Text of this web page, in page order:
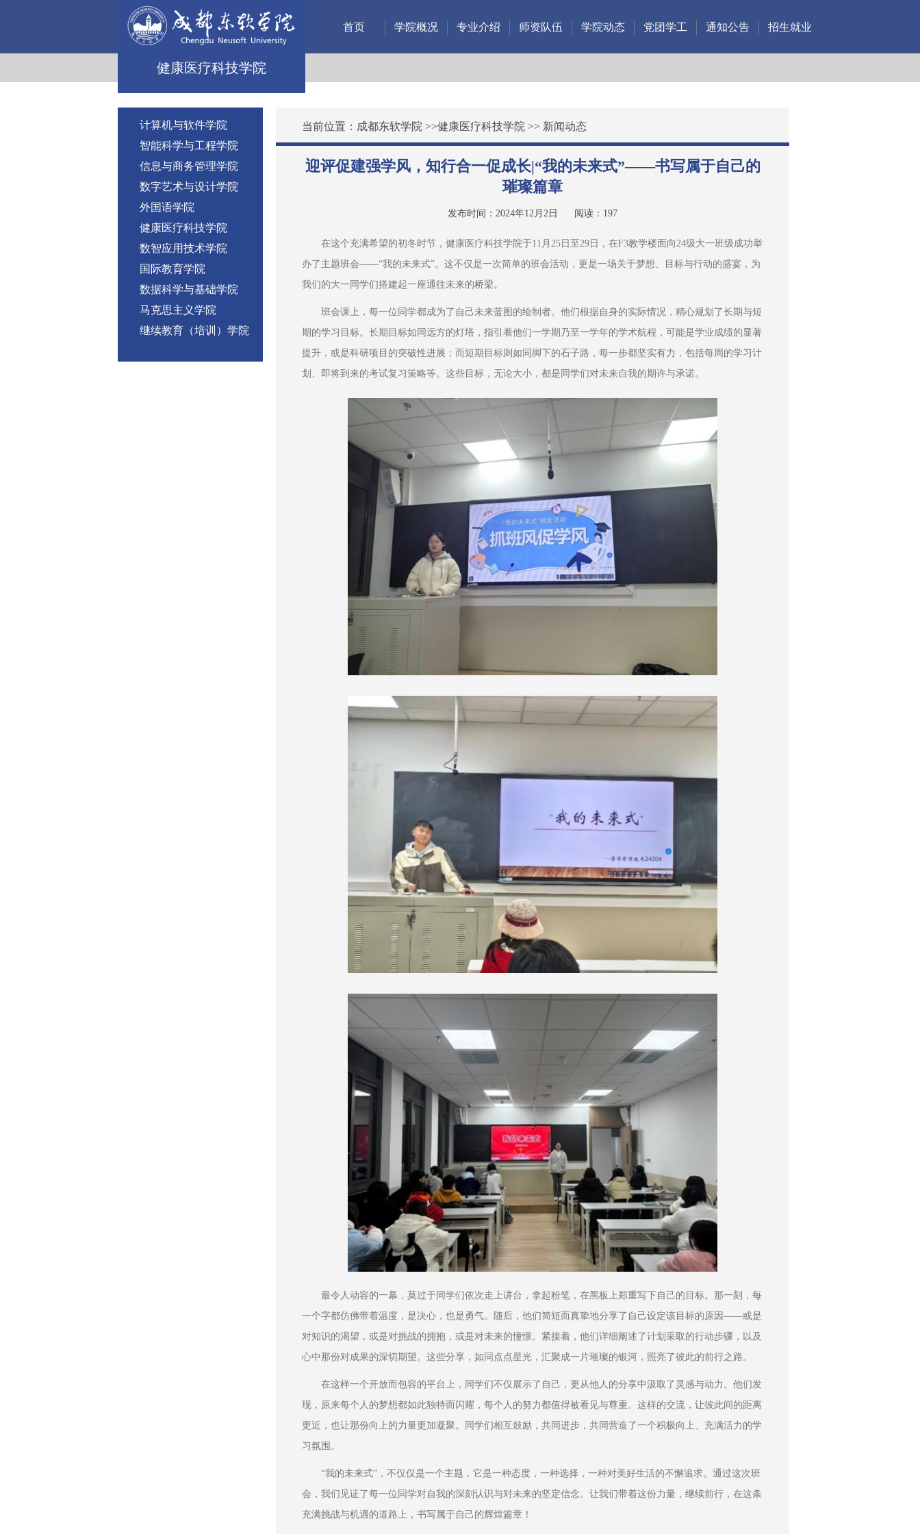
健康医疗科技学院
首页 学院概况 专业介绍 师资队伍 学院动态 党团学工 通知公告 招生就业
计算机与软件学院
智能科学与工程学院
信息与商务管理学院
数字艺术与设计学院
外国语学院
健康医疗科技学院
数智应用技术学院
国际教育学院
数据科学与基础学院
马克思主义学院
继续教育（培训）学院
当前位置： 成都东软学院 >>健康医疗科技学院 >> 新闻动态
迎评促建强学风，知行合一促成长|“我的未来式”——书写属于自己的
璀璨篇章
发布时间：2024年12月2日 阅读： 197
在这个充满希望的初冬时节，健康医疗科技学院于11月25日至29日，在F3教学楼面向24级大一班级成功举
办了主题班会——“我的未来式”。这不仅是一次简单的班会活动，更是一场关于梦想、目标与行动的盛宴，为
我们的大一同学们搭建起一座通往未来的桥梁。
班会课上，每一位同学都成为了自己未来蓝图的绘制者。他们根据自身的实际情况，精心规划了长期与短
期的学习目标。长期目标如同远方的灯塔，指引着他们一学期乃至一学年的学术航程，可能是学业成绩的显著
提升，或是科研项目的突破性进展；而短期目标则如同脚下的石子路，每一步都坚实有力，包括每周的学习计
划、即将到来的考试复习策略等。这些目标，无论大小，都是同学们对未来自我的期许与承诺。
最令人动容的一幕，莫过于同学们依次走上讲台，拿起粉笔，在黑板上郑重写下自己的目标。那一刻，每
一个字都仿佛带着温度，是决心，也是勇气。随后，他们简短而真挚地分享了自己设定该目标的原因——或是
对知识的渴望，或是对挑战的拥抱，或是对未来的憧憬。紧接着，他们详细阐述了计划采取的行动步骤，以及
心中那份对成果的深切期望。这些分享，如同点点星光，汇聚成一片璀璨的银河，照亮了彼此的前行之路。
在这样一个开放而包容的平台上，同学们不仅展示了自己，更从他人的分享中汲取了灵感与动力。他们发
现，原来每个人的梦想都如此独特而闪耀，每个人的努力都值得被看见与尊重。这样的交流，让彼此间的距离
更近，也让那份向上的力量更加凝聚。同学们相互鼓励，共同进步，共同营造了一个积极向上、充满活力的学
习氛围。
“我的未来式”，不仅仅是一个主题，它是一种态度，一种选择，一种对美好生活的不懈追求。通过这次班
会，我们见证了每一位同学对自我的深刻认识与对未来的坚定信念。让我们带着这份力量，继续前行，在这条
充满挑战与机遇的道路上，书写属于自己的辉煌篇章！